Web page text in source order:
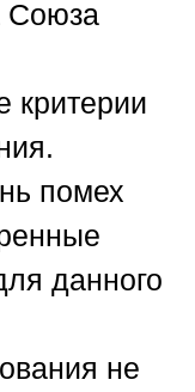
Союза
критерии
помех
данного
не